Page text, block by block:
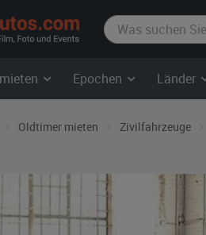
film-
autos.com
Epochen Länder
Oldtimer mieten Zivilfahrzeuge